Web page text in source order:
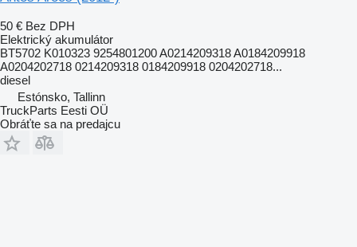
50 € Bez DPH
Elektrický akumulátor
BT5702 K010323 9254801200 A0214209318 A0184209918
A0204202718 0214209318 0184209918 0204202718...
diesel
Estónsko, Tallinn
TruckParts Eesti OÜ
Obráťte sa na predajcu